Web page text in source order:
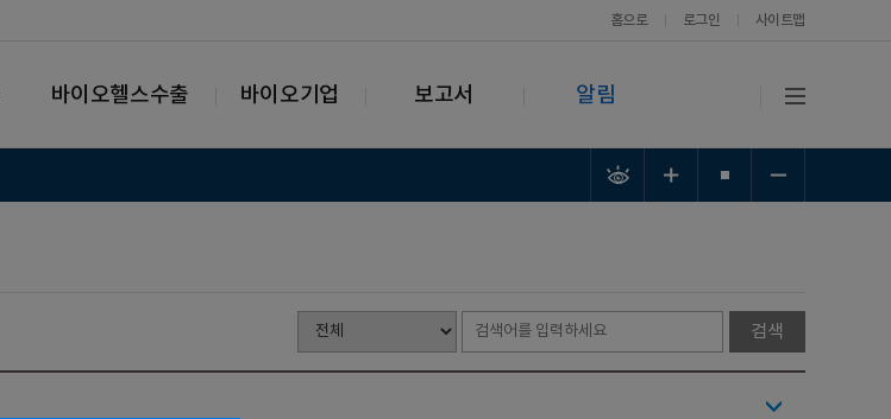
홈으로 로그인 사이트맵
바이오헬스수출 바이오기업 보고서 알림